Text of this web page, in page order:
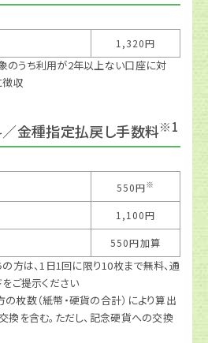
1,320円
うち利用が2年以上ない口座に対
徴収
金種指定払戻し手数料※1
550円※
1,100円
550円加算
方は、1日1回に限り10枚まで無料、通
をご提示ください
枚数（紙幣・硬貨の合計）により算出
換を含む。ただし、記念硬貨への交換